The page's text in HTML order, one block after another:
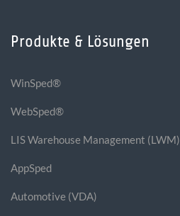
Produkte & Lösungen
WinSped®
WebSped®
LIS Warehouse Management (LWM)
AppSped
Automotive (VDA)